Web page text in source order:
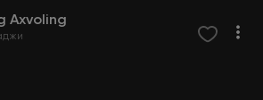
Axvoling